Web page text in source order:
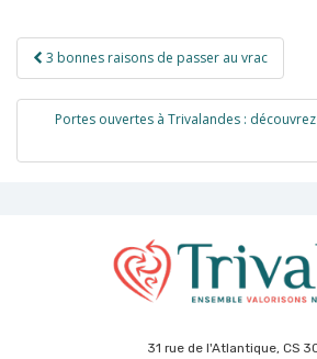
Navigation
de
l’article
3 bonnes raisons de passer au vrac
Portes ouvertes à Trivalandes :
31 rue de l'Atlantique, CS